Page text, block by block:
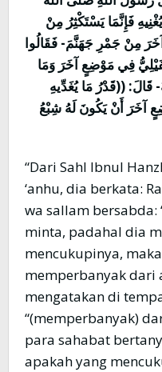
فَإِنَّمَا يَسْتَكْثِرُ مِنْ
مِنْ جَمْرِ جَهَنَّمَ- فَقَالُوا
فِي مَوْضِعٍ آخَرَ وَمَا
قَالَ: ((قَدْرُ مَا يُغَدِّيهِ
آخَرَ أَنْ يَكُونَ لَهُ شِبْعُ
“Dari Sahl Ibnul
‘anhu, dia berkata:
wa sallam bersabda:
minta, padahal dia
mencukupinya,
memperbanyak dari
mengatakan di
“(memperbanyak)
para sahabat
apakah yang